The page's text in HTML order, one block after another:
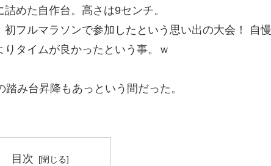
めた自作台。高さは9センチ。
フルマラソンで参加したという思い出の大会！ 自慢
タイムが良かったという事。ｗ
み台昇降もあっという間だった。
目次